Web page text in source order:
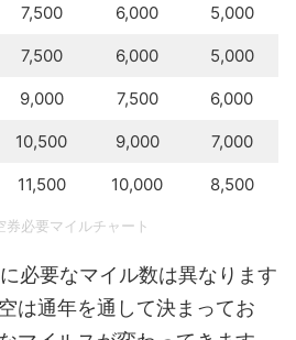
7,500 6,000 5,000
7,500 6,000 5,000
9,000 7,500 6,000
10,500 9,000 7,000
11,500 10,000 8,500
券必要マイルチャート
必要なマイル数は異なります
は通年を通して決まってお